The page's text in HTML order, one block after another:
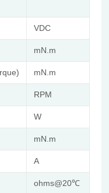
VDC
mN.m
mN.m
RPM
W
mN.m
A
ohms@20℃